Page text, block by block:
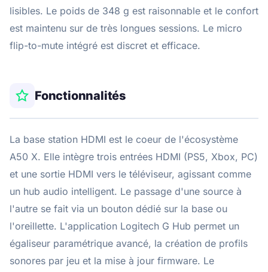
lisibles. Le poids de 348 g est raisonnable et le confort
est maintenu sur de très longues sessions. Le micro
flip-to-mute intégré est discret et efficace.
Fonctionnalités
La base station HDMI est le coeur de l'écosystème
A50 X. Elle intègre trois entrées HDMI (PS5, Xbox, PC)
et une sortie HDMI vers le téléviseur, agissant comme
un hub audio intelligent. Le passage d'une source à
l'autre se fait via un bouton dédié sur la base ou
l'oreillette. L'application Logitech G Hub permet un
égaliseur paramétrique avancé, la création de profils
sonores par jeu et la mise à jour firmware. Le